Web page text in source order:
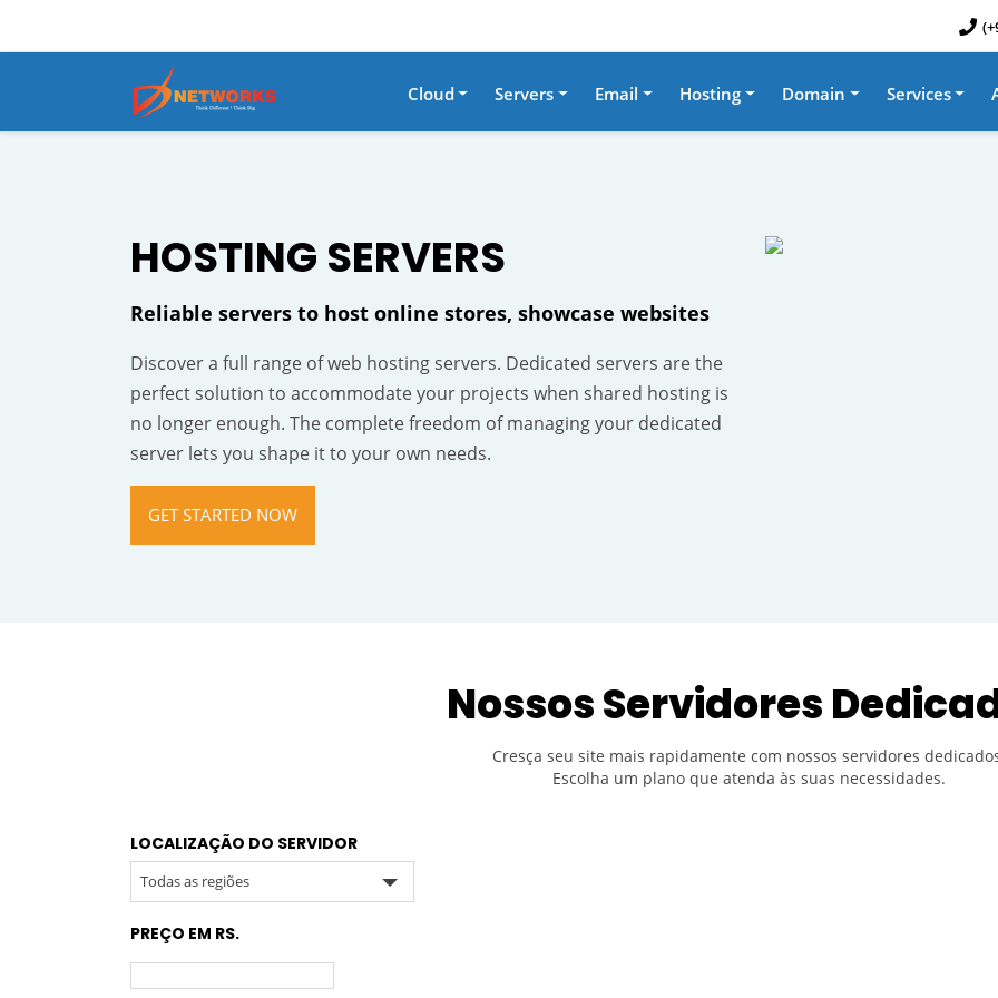
Cloud Servers Email Hosting Domain Services
HOSTING SERVERS
Reliable servers to host online stores, showcase websites
Discover a full range of web hosting servers. Dedicated servers are the
perfect solution to accommodate your projects when shared hosting is
no longer enough. The complete freedom of managing your dedicated
server lets you shape it to your own needs.
GET STARTED NOW
Nossos Servidores
Cresça seu site mais rapidamente com nossos servidores
Escolha um plano que atenda às suas necessidades.
LOCALIZAÇÃO DO SERVIDOR
Todas as regiões
PREÇO EM RS.